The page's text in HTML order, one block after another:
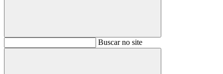
BuscarBuscar no site